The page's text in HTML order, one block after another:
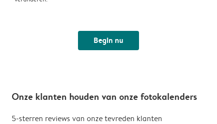
Begin nu
Onze klanten houden van onze fotokalenders
5-sterren reviews van onze tevreden klanten